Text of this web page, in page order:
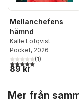
Mellanchefens
hämnd
Kalle Löfqvist
Pocket, 2026
5,0utav 5 stjärnor.
(1)
89 kr
Mer från